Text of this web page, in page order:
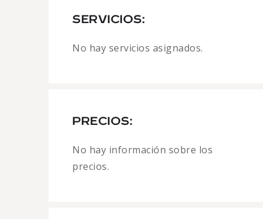
SERVICIOS:
No hay servicios asignados.
PRECIOS:
No hay información sobre los
precios.